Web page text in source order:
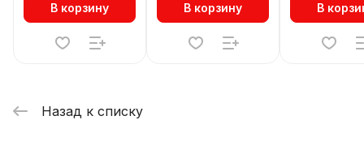
В корзину В корзину В
Назад к списку